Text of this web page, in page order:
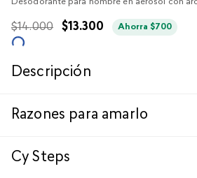
Desodorante para hombre en aerosol con
$14.000 $13.300 Ahorra$700
Descripción
Razones para amarlo
Cy Steps